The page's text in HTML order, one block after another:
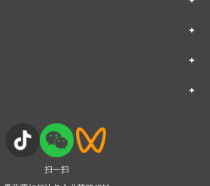
+
+
+
扫一扫